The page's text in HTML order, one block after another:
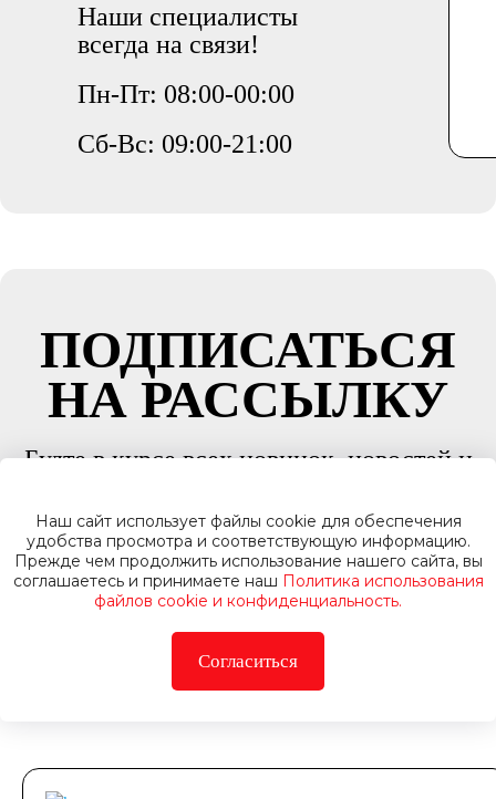
Наши специалисты
всегда на связи!
Пн-Пт: 08:00-00:00
Сб-Вс: 09:00-21:00
ПОДПИСАТЬСЯ
НА РАССЫЛКУ
Будте в курсе всех новинок, новостей и
Наш сайт использует файлы cookie для обеспечения
удобства просмотра и соответствующую информацию.
Прежде чем продолжить использование нашего сайта, вы
соглашаетесь и принимаете наш Политика использования
файлов cookie и конфиденциальность.
Согласиться